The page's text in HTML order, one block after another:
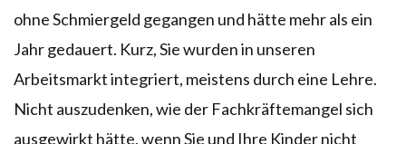
ohne Schmiergeld gegangen und hätte mehr als ein
Jahr gedauert. Kurz, Sie wurden in unseren
Arbeitsmarkt integriert, meistens durch eine Lehre.
Nicht auszudenken, wie der Fachkräftemangel sich
ausgewirkt hätte, wenn Sie und Ihre Kinder nicht